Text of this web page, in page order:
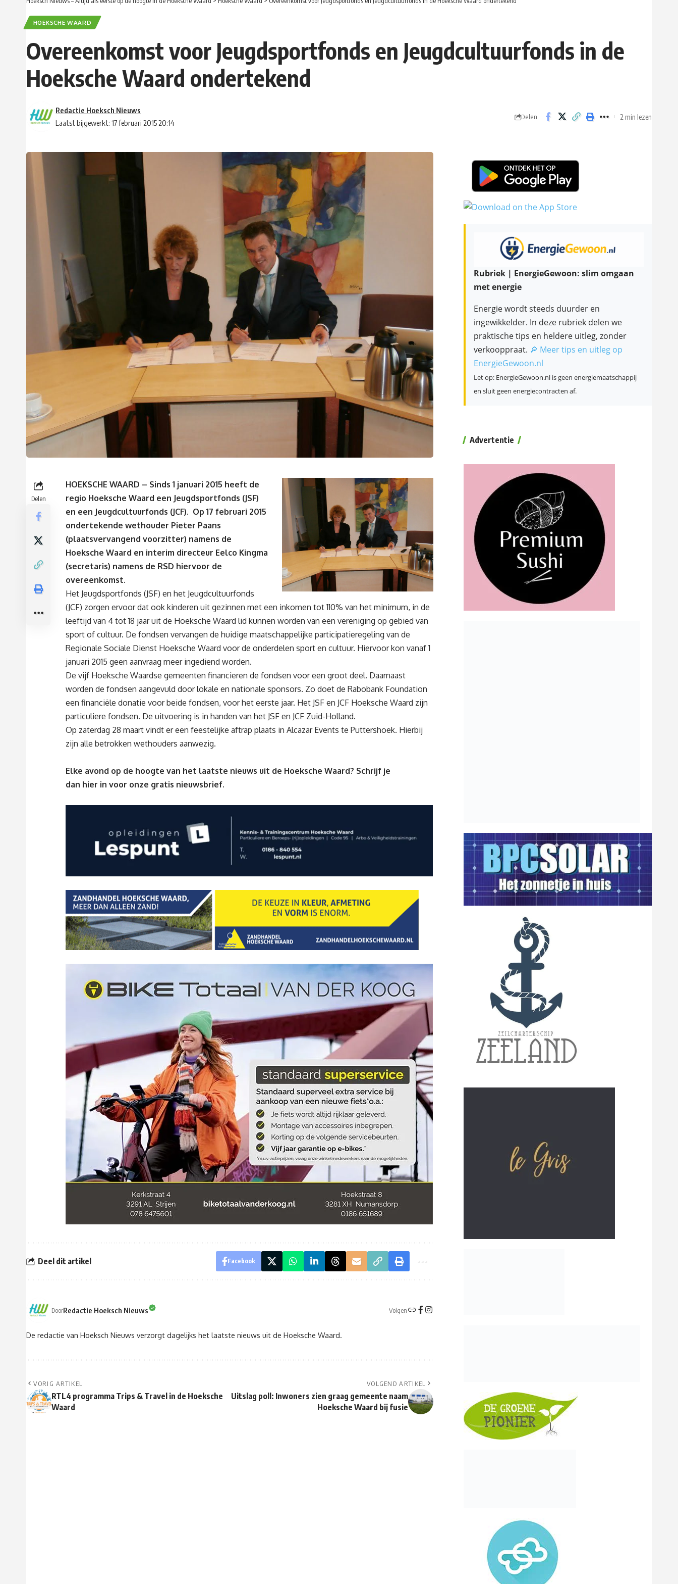
HOEKSCHE WAARD
Overeenkomst voor Jeugdsportfonds en Jeugdcultuurfonds in de
Hoeksche Waard ondertekend
Laatst bijgewerkt: 17 februari 2015 20:14
Redactie Hoeksch Nieuws
Delen 2 min lezen
Delen
HOEKSCHE WAARD – Sinds 1 januari 2015 heeft de
regio Hoeksche Waard een Jeugdsportfonds (JSF)
en een Jeugdcultuurfonds (JCF). Op 17 februari 2015
ondertekende wethouder Pieter Paans
(plaatsvervangend voorzitter) namens de
Hoeksche Waard en interim directeur Eelco Kingma
(secretaris) namens de RSD hiervoor de
overeenkomst.
Het Jeugdsportfonds (JSF) en het Jeugdcultuurfonds
(JCF) zorgen ervoor dat ook kinderen uit gezinnen met een inkomen tot 110% van het minimum, in de
leeftijd van 4 tot 18 jaar uit de Hoeksche Waard lid kunnen worden van een vereniging op gebied van
sport of cultuur. De fondsen vervangen de huidige maatschappelijke participatieregeling van de
Regionale Sociale Dienst Hoeksche Waard voor de onderdelen sport en cultuur. Hiervoor kon vanaf 1
januari 2015 geen aanvraag meer ingediend worden.
De vijf Hoeksche Waardse gemeenten financieren de fondsen voor een groot deel. Daarnaast
worden de fondsen aangevuld door lokale en nationale sponsors. Zo doet de Rabobank Foundation
een financiële donatie voor beide fondsen, voor het eerste jaar. Het JSF en JCF Hoeksche Waard zijn
particuliere fondsen. De uitvoering is in handen van het JSF en JCF Zuid-Holland.
Op zaterdag 28 maart vindt er een feestelijke aftrap plaats in Alcazar Events te Puttershoek. Hierbij
zijn alle betrokken wethouders aanwezig.
Elke avond op de hoogte van het laatste nieuws uit de Hoeksche Waard? Schrijf je
dan hier in voor onze gratis nieuwsbrief.
Deel dit artikel Facebook
DoorRedactie Hoeksch Nieuws Volgen
De redactie van Hoeksch Nieuws verzorgt dagelijks het laatste nieuws uit de Hoeksche Waard.
VORIG ARTIKEL
RTL4 programma Trips & Travel in de Hoeksche
Waard
VOLGEND ARTIKEL
Uitslag poll: Inwoners zien graag gemeente naam
Hoeksche Waard bij fusie
Rubriek | EnergieGewoon: slim omgaan
met energie
Energie wordt steeds duurder en
ingewikkelder. In deze rubriek delen we
praktische tips en heldere uitleg, zonder
verkooppraat. 🔎 Meer tips en uitleg op
EnergieGewoon.nl
Let op: EnergieGewoon.nl is geen energiemaatschappij
en sluit geen energiecontracten af.
Advertentie